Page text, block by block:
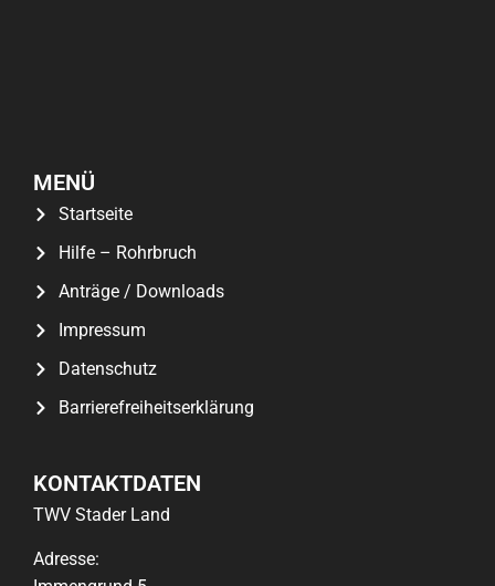
MENÜ
Startseite
Hilfe – Rohrbruch
Anträge / Downloads
Impressum
Datenschutz
Barrierefreiheitserklärung
KONTAKTDATEN
TWV Stader Land
Adresse: